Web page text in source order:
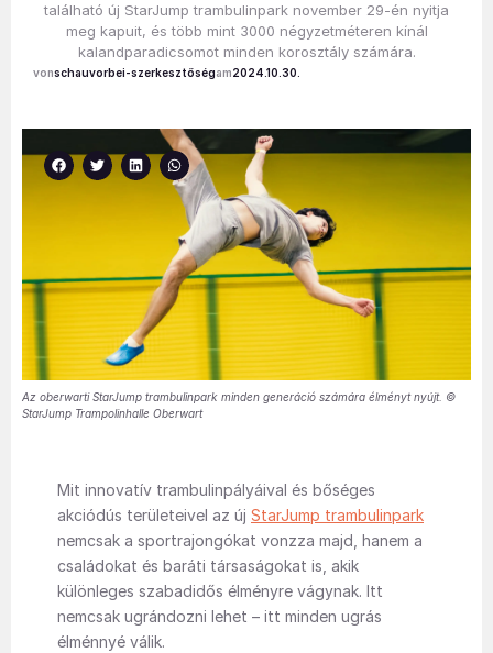
található új StarJump trambulinpark november 29-én nyitja
meg kapuit, és több mint 3000 négyzetméteren kínál
kalandparadicsomot minden korosztály számára.
schauvorbei-szerkesztőség 2024.10.30.
Az oberwarti StarJump trambulinpark minden generáció számára élményt nyújt. ©
StarJump Trampolinhalle Oberwart
Mit innovatív trambulinpályáival és bőséges
akciódús területeivel az új StarJump trambulinpark
nemcsak a sportrajongókat vonzza majd, hanem a
családokat és baráti társaságokat is, akik
különleges szabadidős élményre vágynak. Itt
nemcsak ugrándozni lehet – itt minden ugrás
élménnyé válik.